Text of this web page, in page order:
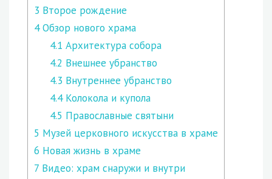
3 Второе рождение
4Обзор нового храма
4.1 Архитектура собора
4.2 Внешнее убранство
4.3 Внутреннее убранство
4.4Колокола и купола
4.5 Православные святыни
5 Музей церковного искусства в храме
6 Новая жизнь в храме
7 Видео: храм снаружи и внутри